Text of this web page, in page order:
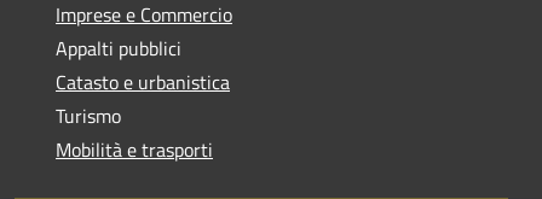
Imprese e Commercio
Appalti pubblici
Catasto e urbanistica
Turismo
Mobilità e trasporti